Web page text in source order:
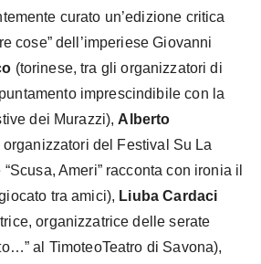
curato un’edizione critica
cose” dell’imperiese Giovanni
(torinese, tra gli organizzatori di
imprescindibile con la
dei Murazzi), Alberto
organizzatori del Festival Su La
Ameri” racconta con ironia il
tra amici), Liuba Cardaci
organizzatrice delle serate
al TimoteoTeatro di Savona),